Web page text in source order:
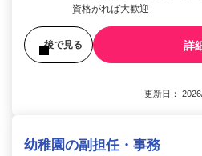
資格がれば大歓迎
後で見る 詳
更新日：
幼稚園の副担任・事務